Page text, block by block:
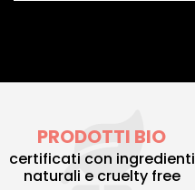
PRODOTTI BIO
certificati con ingredienti
naturali e cruelty free